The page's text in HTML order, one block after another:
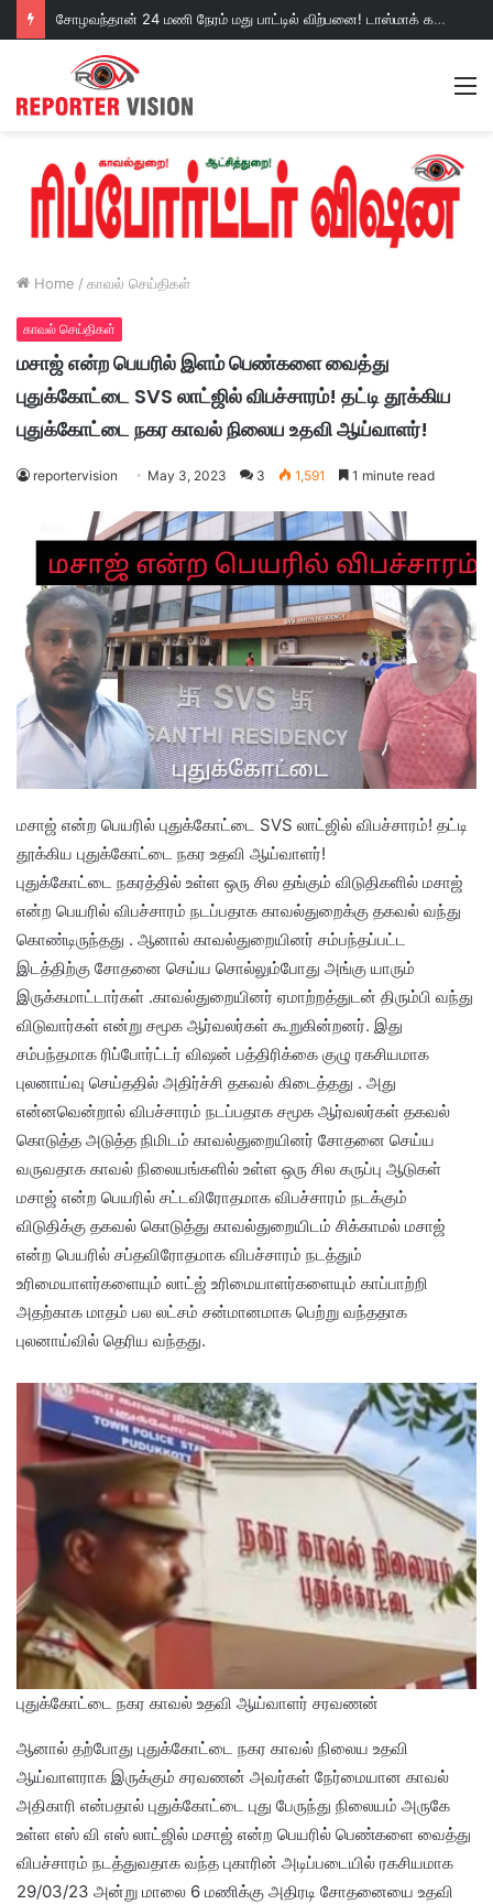
சோழவந்தான் 24 மணி நேரம் மது பாட்டில் விற்பனை! டாஸ்மாக் கடையை அகற்றக்கோரி பெண்கள் முற்றுகை போராட்டம்!https://youtu.be/y9p916tqOMs?si=p7N7Qbivb3WsTj2W
Home / காவல் செய்திகள்
காவல் செய்திகள்
மசாஜ் என்ற பெயரில் இளம் பெண்களை வைத்து
புதுக்கோட்டை SVS லாட்ஜில் விபச்சாரம்! தட்டி தூக்கிய
புதுக்கோட்டை நகர காவல் நிலைய உதவி ஆய்வாளர்!
reportervision May 3, 2023 3 1,591 1 minute read
மசாஜ் என்ற பெயரில் புதுக்கோட்டை SVS லாட்ஜில் விபச்சாரம்! தட்டி
தூக்கிய புதுக்கோட்டை நகர உதவி ஆய்வாளர்!
புதுக்கோட்டை நகரத்தில் உள்ள ஒரு சில தங்கும் விடுதிகளில் மசாஜ்
என்ற பெயரில் விபச்சாரம் நடப்பதாக காவல்துறைக்கு தகவல் வந்து
கொண்டிருந்தது . ஆனால் காவல்துறையினர் சம்பந்தப்பட்ட
இடத்திற்கு சோதனை செய்ய சொல்லும்போது அங்கு யாரும்
இருக்கமாட்டார்கள் .காவல்துறையினர் ஏமாற்றத்துடன் திரும்பி வந்து
விடுவார்கள் என்று சமூக ஆர்வலர்கள் கூறுகின்றனர். இது
சம்பந்தமாக ரிப்போர்ட்டர் விஷன் பத்திரிக்கை குழு ரகசியமாக
புலனாய்வு செய்ததில் அதிர்ச்சி தகவல் கிடைத்தது . அது
என்னவென்றால் விபச்சாரம் நடப்பதாக சமூக ஆர்வலர்கள் தகவல்
கொடுத்த அடுத்த நிமிடம் காவல்துறையினர் சோதனை செய்ய
வருவதாக காவல் நிலையங்களில் உள்ள ஒரு சில கருப்பு ஆடுகள்
மசாஜ் என்ற பெயரில் சட்டவிரோதமாக விபச்சாரம் நடக்கும்
விடுதிக்கு தகவல் கொடுத்து காவல்துறையிடம் சிக்காமல் மசாஜ்
என்ற பெயரில் சப்தவிரோதமாக விபச்சாரம் நடத்தும்
உரிமையாளர்களையும் லாட்ஜ் உரிமையாளர்களையும் காப்பாற்றி
அதற்காக மாதம் பல லட்சம் சன்மானமாக பெற்று வந்ததாக
புலனாய்வில் தெரிய வந்தது.
புதுக்கோட்டை நகர காவல் உதவி ஆய்வாளர் சரவணன்
ஆனால் தற்போது புதுக்கோட்டை நகர காவல் நிலைய உதவி
ஆய்வாளராக இருக்கும் சரவணன் அவர்கள் நேர்மையான காவல்
அதிகாரி என்பதால் புதுக்கோட்டை புது பேருந்து நிலையம் அருகே
உள்ள எஸ் வி எஸ் லாட்ஜில் மசாஜ் என்ற பெயரில் பெண்களை வைத்து
விபச்சாரம் நடத்துவதாக வந்த புகாரின் அடிப்படையில் ரகசியமாக
29/03/23 அன்று மாலை 6 மணிக்கு அதிரடி சோதனையை உதவி